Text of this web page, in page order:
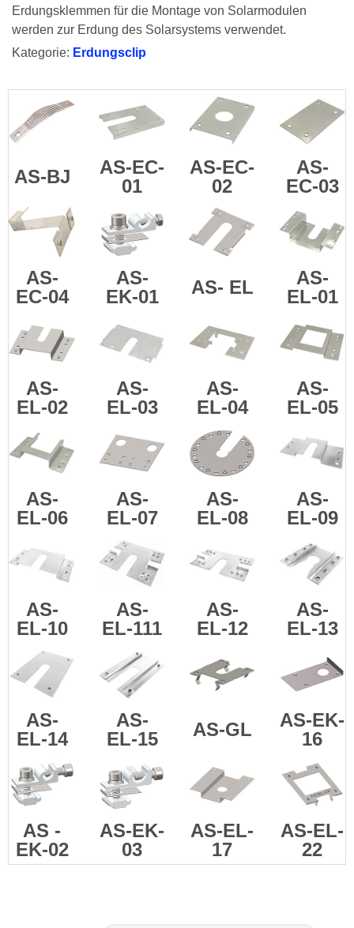
Erdungsklemmen für die Montage von Solarmodulen
werden zur Erdung des Solarsystems verwendet.
Kategorie: Erdungsclip
AS-BJ
AS-EC-
01
AS-EC-
02
AS-
EC-03
AS-
EC-04
AS-
EK-01
AS- EL
AS-
EL-01
AS-
EL-02
AS-
EL-03
AS-
EL-04
AS-
EL-05
AS-
EL-06
AS-
EL-07
AS-
EL-08
AS-
EL-09
AS-
EL-10
AS-
EL-111
AS-
EL-12
AS-
EL-13
AS-
EL-14
AS-
EL-15
AS-GL
AS-EK-
16
AS -
EK-02
AS-EK-
03
AS-EL-
17
AS-EL-
22